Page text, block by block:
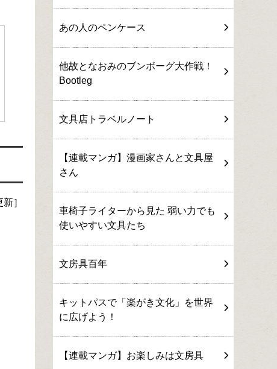
］
あの人のペンケース
他故となおみのブンボーグ大作戦！
Bootleg
文具店トラベルノート
【連載マンガ】漫画家さんと文具屋
さん
車椅子ライターから見た 弱い力でも
使いやすい文具たち
文房具百年
キットパスで「楽がき文化」を世界
に広げよう！
【連載マンガ】お楽しみは文房具